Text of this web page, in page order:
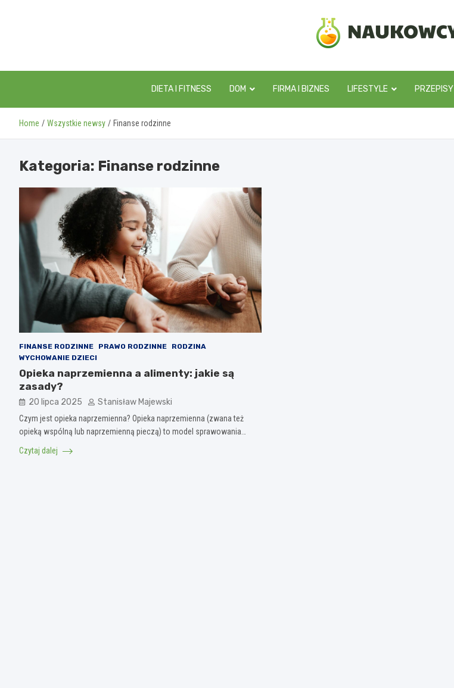
naukowcy.pl
DIETA I FITNESS DOM FIRMA I BIZNES LIFESTYLE PRZEPISY
Home Wszystkie newsy Finanse rodzinne
Kategoria: Finanse rodzinne
FINANSE RODZINNE PRAWO RODZINNE
RODZINA
WYCHOWANIE DZIECI
Opieka naprzemienna a alimenty: jakie są
zasady?
20 lipca 2025 Stanisław Majewski
Czym jest opieka naprzemienna? Opieka naprzemienna (zwana też
opieką wspólną lub naprzemienną pieczą) to model sprawowania…
Czytaj dalej